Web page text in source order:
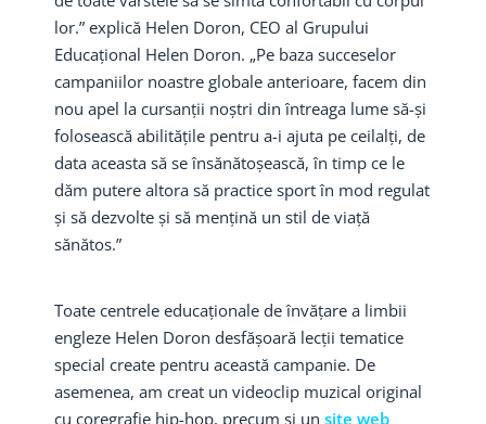
lor.” explică Helen Doron, CEO al Grupului
Educațional Helen Doron. „Pe baza succeselor
campaniilor noastre globale anterioare, facem din
nou apel la cursanții noștri din întreaga lume să-și
folosească abilitățile pentru a-i ajuta pe ceilalți, de
data aceasta să se însănătoșească, în timp ce le
dăm putere altora să practice sport în mod regulat
și să dezvolte și să mențină un stil de viață
sănătos.”
Toate centrele educaționale de învățare a limbii
engleze Helen Doron desfășoară lecții tematice
special create pentru această campanie. De
asemenea, am creat un videoclip muzical original
cu coregrafie hip-hop, precum și un site web